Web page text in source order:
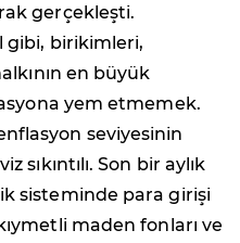
gerçekleşti.
gibi, birikimleri,
en büyük
yem etmemek.
seviyesinin
sıkıntılı. Son bir aylık
sisteminde para girişi
maden fonları ve